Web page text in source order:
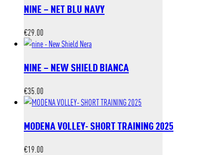
era:
€45.00.
è:
€25.00.
NINE – NET BLU NAVY
€29.00
NINE – NEW SHIELD BIANCA
€35.00
MODENA VOLLEY- SHORT TRAINING 2025
€19.00